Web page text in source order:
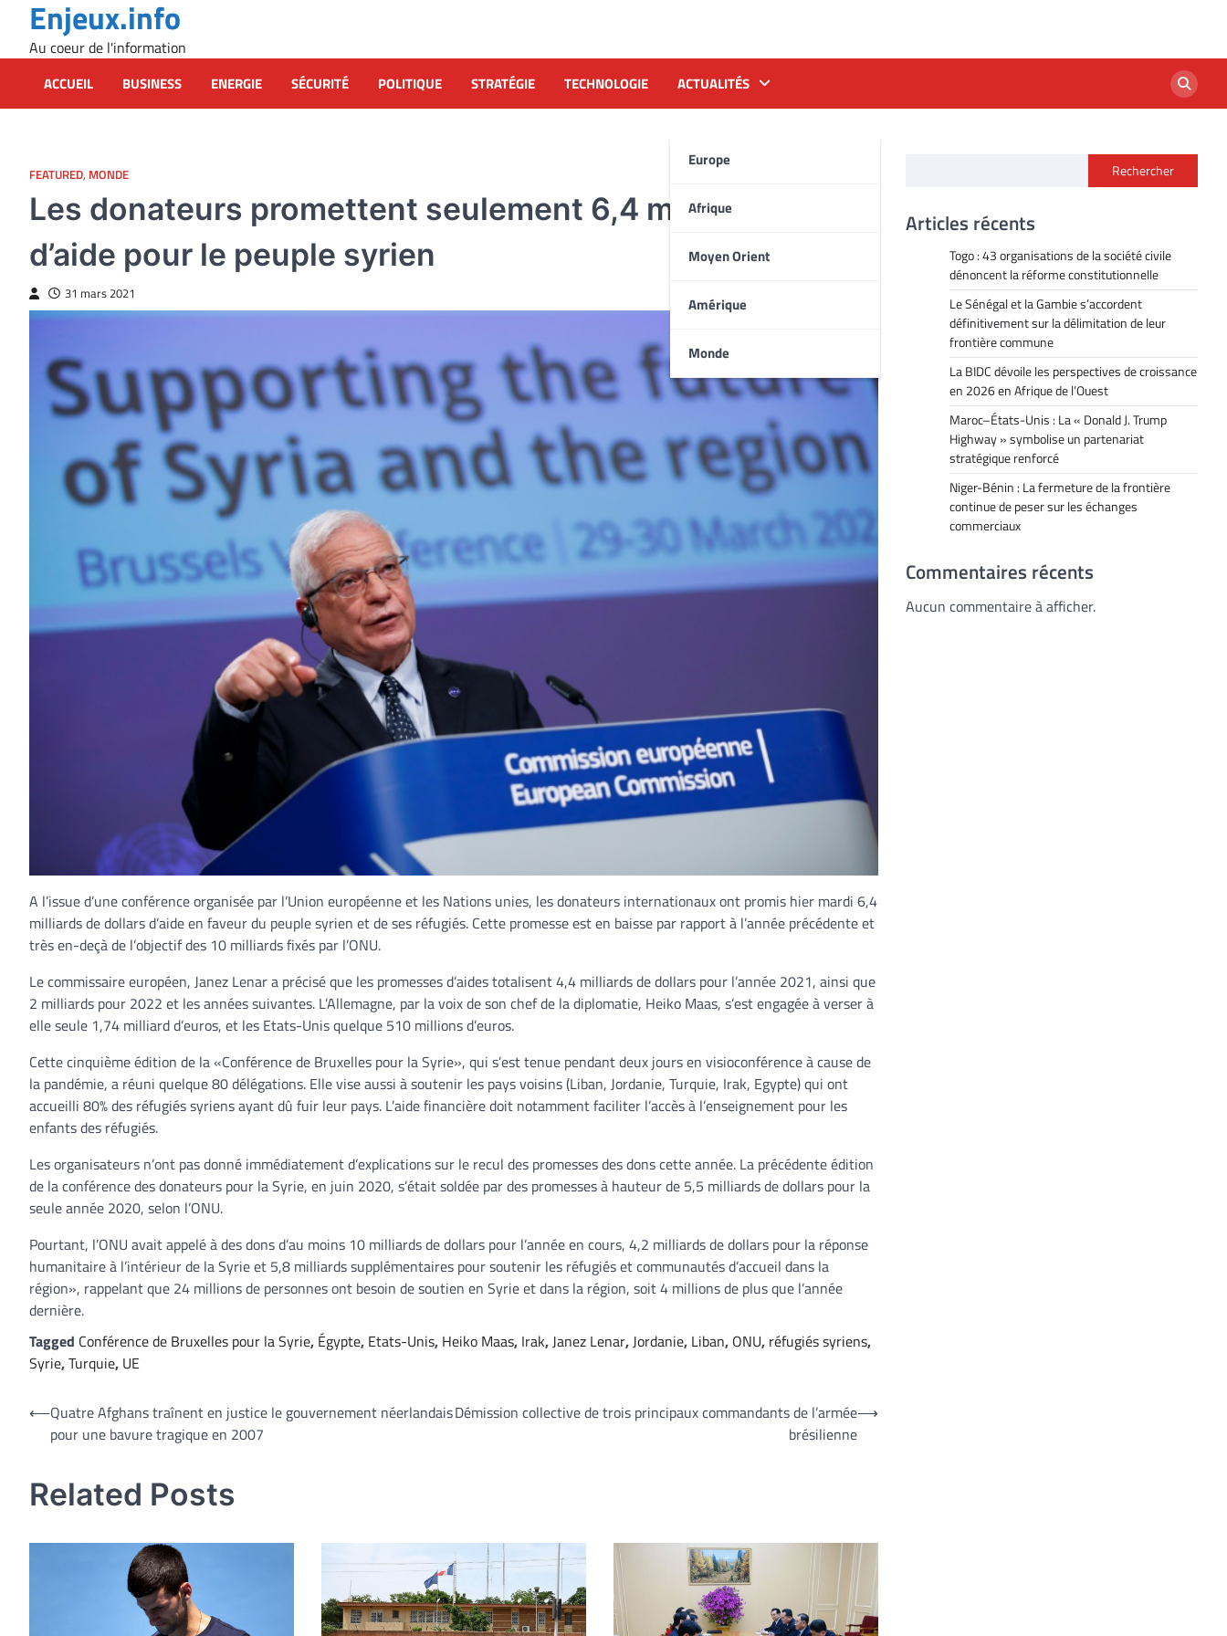
content
Enjeux.info
Au coeur de l'information
ACCUEIL BUSINESS ENERGIE SÉCURITÉ POLITIQUE STRATÉGIE TECHNOLOGIE ACTUALITÉS
Europe
Afrique
Moyen Orient
Amérique
Monde
FEATURED, MONDE
Les donateurs promettent seulement 6,4 mds de dollars
d’aide pour le peuple syrien
31 mars 2021
A l’issue d’une conférence organisée par l’Union européenne et les Nations unies, les donateurs internationaux ont promis hier mardi 6,4
milliards de dollars d’aide en faveur du peuple syrien et de ses réfugiés. Cette promesse est en baisse par rapport à l’année précédente et
très en-deçà de l’objectif des 10 milliards fixés par l’ONU.
Le commissaire européen, Janez Lenar a précisé que les promesses d’aides totalisent 4,4 milliards de dollars pour l’année 2021, ainsi que
2 milliards pour 2022 et les années suivantes. L’Allemagne, par la voix de son chef de la diplomatie, Heiko Maas, s’est engagée à verser à
elle seule 1,74 milliard d’euros, et les Etats-Unis quelque 510 millions d’euros.
Cette cinquième édition de la «Conférence de Bruxelles pour la Syrie», qui s’est tenue pendant deux jours en visioconférence à cause de
la pandémie, a réuni quelque 80 délégations. Elle vise aussi à soutenir les pays voisins (Liban, Jordanie, Turquie, Irak, Egypte) qui ont
accueilli 80% des réfugiés syriens ayant dû fuir leur pays. L’aide financière doit notamment faciliter l’accès à l’enseignement pour les
enfants des réfugiés.
Les organisateurs n’ont pas donné immédiatement d’explications sur le recul des promesses des dons cette année. La précédente édition
de la conférence des donateurs pour la Syrie, en juin 2020, s’était soldée par des promesses à hauteur de 5,5 milliards de dollars pour la
seule année 2020, selon l’ONU.
Pourtant, l’ONU avait appelé à des dons d’au moins 10 milliards de dollars pour l’année en cours, 4,2 milliards de dollars pour la réponse
humanitaire à l’intérieur de la Syrie et 5,8 milliards supplémentaires pour soutenir les réfugiés et communautés d’accueil dans la
région», rappelant que 24 millions de personnes ont besoin de soutien en Syrie et dans la région, soit 4 millions de plus que l’année
dernière.
Tagged Conférence de Bruxelles pour la Syrie, Égypte, Etats-Unis, Heiko Maas, Irak, Janez Lenar, Jordanie, Liban, ONU, réfugiés syriens,
Syrie,Turquie, UE
Navigation
⟵Quatre Afghans traînent en justice le gouvernement néerlandais
pour une bavure tragique en 2007
Démission collective de trois principaux commandants de l’armée
brésilienne
⟶
Related Posts
Rechercher
Articles récents
Togo : 43 organisations de la société civile
dénoncent la réforme constitutionnelle
Le Sénégal et la Gambie s’accordent
définitivement sur la délimitation de leur
frontière commune
La BIDC dévoile les perspectives de croissance
en 2026 en Afrique de l’Ouest
Maroc–États-Unis : La « Donald J. Trump
Highway » symbolise un partenariat
stratégique renforcé
Niger-Bénin : La fermeture de la frontière
continue de peser sur les échanges
commerciaux
Commentaires récents
Aucun commentaire à afficher.